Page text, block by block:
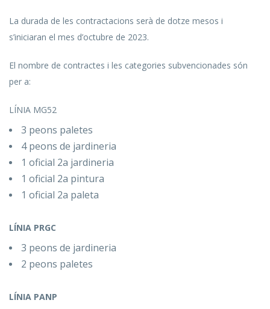
La durada de les contractacions serà de dotze mesos i
s’iniciaran el mes d’octubre de 2023.
El nombre de contractes i les categories subvencionades són
per a:
LÍNIA MG52
3 peons paletes
4 peons de jardineria
1 oficial 2a jardineria
1 oficial 2a pintura
1 oficial 2a paleta
LÍNIA PRGC
3 peons de jardineria
2 peons paletes
LÍNIA PANP